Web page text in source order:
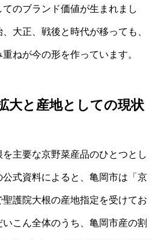
のブランド価値が生まれまし
大正、戦後と時代が移っても、
ねが今の形を作っています。
大と産地としての現状
主要な京野菜産品のひとつとし
式資料によると、亀岡市は「京
護院大根の産地指定を受けてお
こん全体のうち、亀岡市産の割